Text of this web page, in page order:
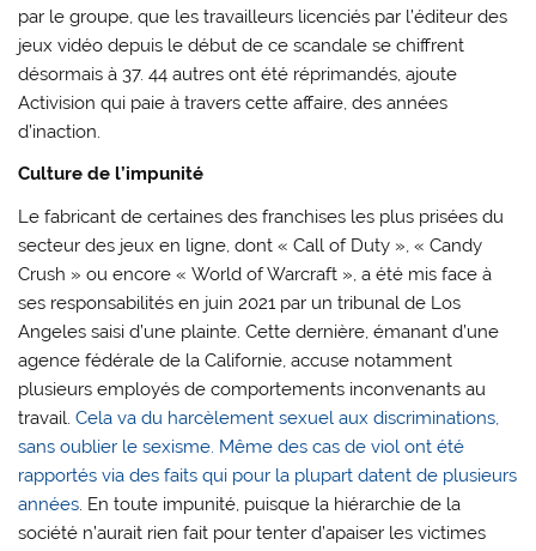
par le groupe, que les travailleurs licenciés par l’éditeur des
jeux vidéo depuis le début de ce scandale se chiffrent
désormais à 37. 44 autres ont été réprimandés, ajoute
Activision qui paie à travers cette affaire, des années
d’inaction.
Culture de l’impunité
Le fabricant de certaines des franchises les plus prisées du
secteur des jeux en ligne, dont « Call of Duty », « Candy
Crush » ou encore « World of Warcraft », a été mis face à
ses responsabilités en juin 2021 par un tribunal de Los
Angeles saisi d’une plainte. Cette dernière, émanant d’une
agence fédérale de la Californie, accuse notamment
plusieurs employés de comportements inconvenants au
travail.Cela va du harcèlement sexuel aux discriminations,
sans oublier le sexisme. Même des cas de viol ont été
rapportés via des faits qui pour la plupart datent de plusieurs
années . En toute impunité, puisque la hiérarchie de la
société n’aurait rien fait pour tenter d’apaiser les victimes